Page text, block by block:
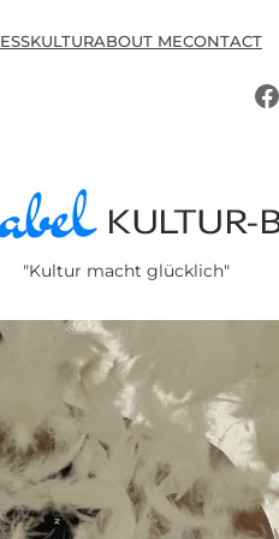
ESSKULTURABOUT MECONTACT
"Kultur macht glücklich"